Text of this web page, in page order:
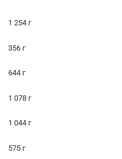
1 254 г
356 г
644 г
1 078 г
1 044 г
575 г